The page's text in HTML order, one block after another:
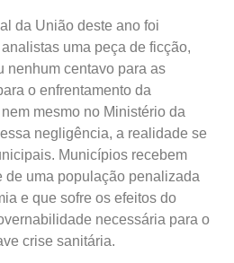
da União deste ano foi
uma peça de ficção,
nenhum centavo para as
o enfrentamento da
mesmo no Ministério da
negligência, a realidade se
Municípios recebem
de uma população penalizada
e que sofre os efeitos do
necessária para o
crise sanitária.